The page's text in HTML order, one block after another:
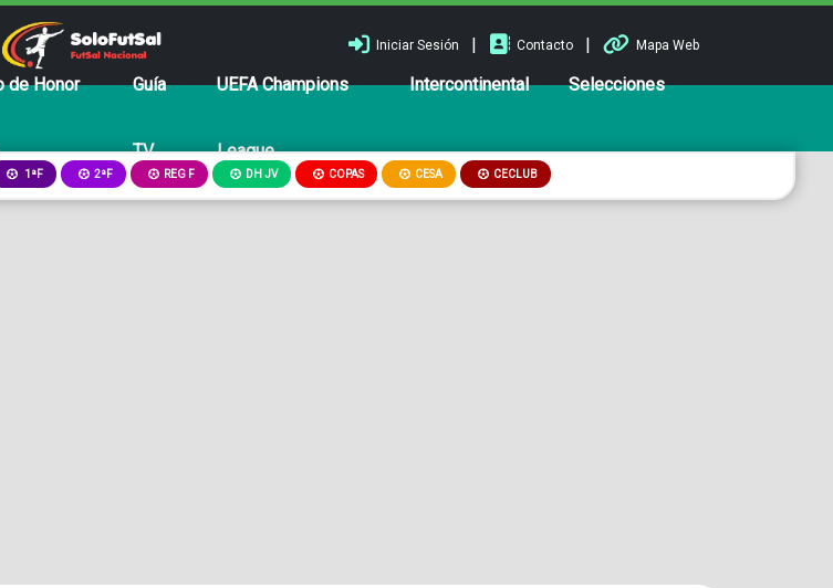
Iniciar Sesión | Contacto | Mapa Web
de Honor Guía
TV
UEFA Champions
League
Intercontinental Selecciones
1ªF 2ªF REG F DH JV COPAS CESA CECLUB